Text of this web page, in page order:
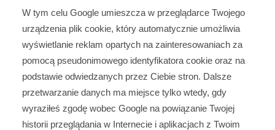
W tym celu Google umieszcza w przeglądarce Twojego
urządzenia plik cookie, który automatycznie umożliwia
wyświetlanie reklam opartych na zainteresowaniach za
pomocą pseudonimowego identyfikatora cookie oraz na
podstawie odwiedzanych przez Ciebie stron. Dalsze
przetwarzanie danych ma miejsce tylko wtedy, gdy
wyraziłeś zgodę wobec Google na powiązanie Twojej
historii przeglądania w Internecie i aplikacjach z Twoim